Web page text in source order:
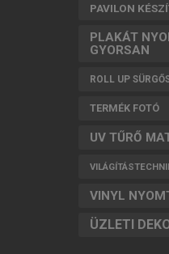
PAVILON
PLAKÁT
GYORSAN
ROLL UP
TERMÉK FOTÓ
UV TŰRŐ
VINYL
ÜZLETI